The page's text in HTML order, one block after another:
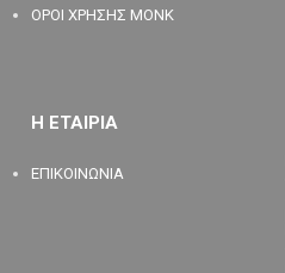
ΟΡΟΙ ΧΡΗΣΗΣ MONK
Η ΕΤΑΙΡΙΑ
ΕΠΙΚΟΙΝΩΝΙΑ